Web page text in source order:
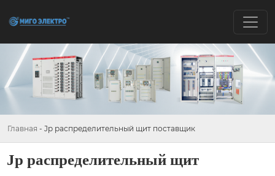
Главная - Jp распределительный щит поставщик
Jp распределительный щит